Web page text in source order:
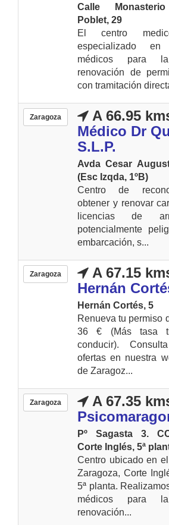
Calle
Poblet, 29
El centro
especializado en
médicos para
renovación de
con tramitación
Zaragoza A 66.95
Médico Dr
S.L.P.
Avda Cesar
(Esc Izqda, 1ºB)
Centro de
obtener y renovar
licencias de
potencialmente
embarcación, s...
Zaragoza A 67.15
Hernán
Hernán Cortés, 5
Renueva tu permiso
36 € (Más tasa
conducir).
ofertas en nuestra
de Zaragoz...
Zaragoza A 67.35
Pº Sagasta 3.
Corte Inglés, 5ª
Centro ubicado en
Zaragoza, Corte
5ª planta.
médicos para
renovación...